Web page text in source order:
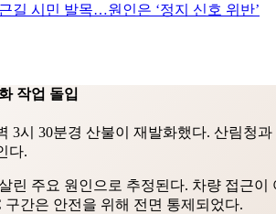
길 시민 발목…원인은 ‘정지 신호 위반’
작업 돌입
3시 30분경 산불이 재발화했다. 산림청
다.
린 주요 원인으로 추정된다. 차량 접근
간은 안전을 위해 전면 통제되었다.